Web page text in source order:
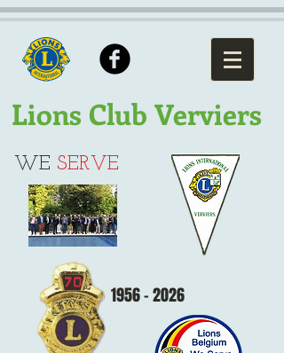
Lions Club Verviers
WE SERVE
1956 - 2026